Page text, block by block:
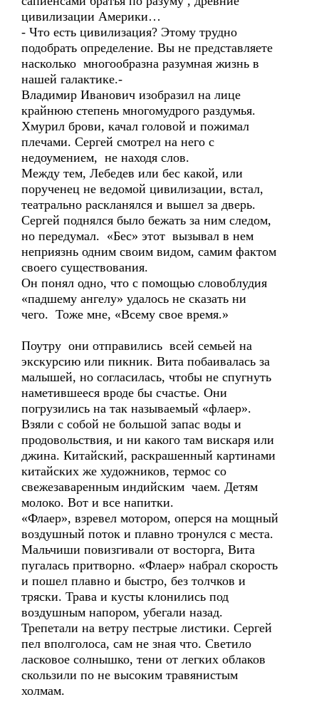
цивилизации Америки…
- Что есть цивилизация? Этому трудно
подобрать определение. Вы не представляете
насколько многообразна разумная жизнь в
нашей галактике.-
Владимир Иванович изобразил на лице
крайнюю степень многомудрого раздумья.
Хмурил брови, качал головой и пожимал
плечами. Сергей смотрел на него с
недоумением, не находя слов.
Между тем, Лебедев или бес какой, или
порученец не ведомой цивилизации, встал,
театрально раскланялся и вышел за дверь.
Сергей поднялся было бежать за ним следом,
но передумал. «Бес» этот вызывал в нем
неприязнь одним своим видом, самим фактом
своего существования.
Он понял одно, что с помощью словоблудия
«падшему ангелу» удалось не сказать ни
чего. Тоже мне, «Всему свое время.»
Поутру они отправились всей семьей на
экскурсию или пикник. Вита побаивалась за
малышей, но согласилась, чтобы не спугнуть
наметившееся вроде бы счастье. Они
погрузились на так называемый «флаер».
Взяли с собой не большой запас воды и
продовольствия, и ни какого там вискаря или
джина. Китайский, раскрашенный картинами
китайских же художников, термос со
свежезаваренным индийским чаем. Детям
молоко. Вот и все напитки.
«Флаер», взревел мотором, оперся на мощный
воздушный поток и плавно тронулся с места.
Мальчиши повизгивали от восторга, Вита
пугалась притворно. «Флаер» набрал скорость
и пошел плавно и быстро, без толчков и
тряски. Трава и кусты клонились под
воздушным напором, убегали назад.
Трепетали на ветру пестрые листики. Сергей
пел вполголоса, сам не зная что. Светило
ласковое солнышко, тени от легких облаков
скользили по не высоким травянистым
холмам.